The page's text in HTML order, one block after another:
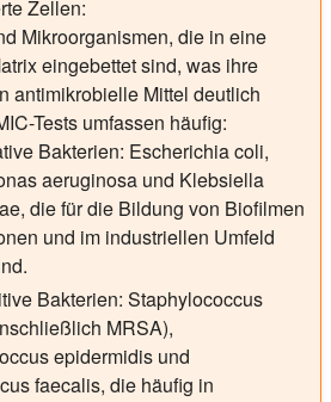
Zellen:
Mikroorganismen, die in eine
eingebettet sind, was ihre
antimikrobielle Mittel deutlich
Tests umfassen häufig:
Bakterien: Escherichia coli,
aeruginosa und Klebsiella
die für die Bildung von Biofilmen
und im industriellen Umfeld
Bakterien: Staphylococcus
MRSA),
epidermidis und
faecalis, die häufig in